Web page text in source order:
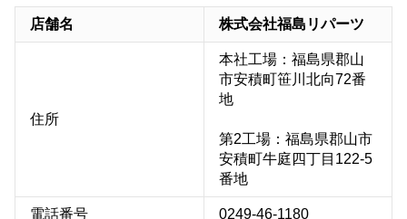
店舗名 株式会社福島リパーツ
住所
本社工場：福島県郡山
市安積町笹川北向72番
地
第2工場：福島県郡山市
安積町牛庭四丁目122-5
番地
電話番号 0249-46-1180